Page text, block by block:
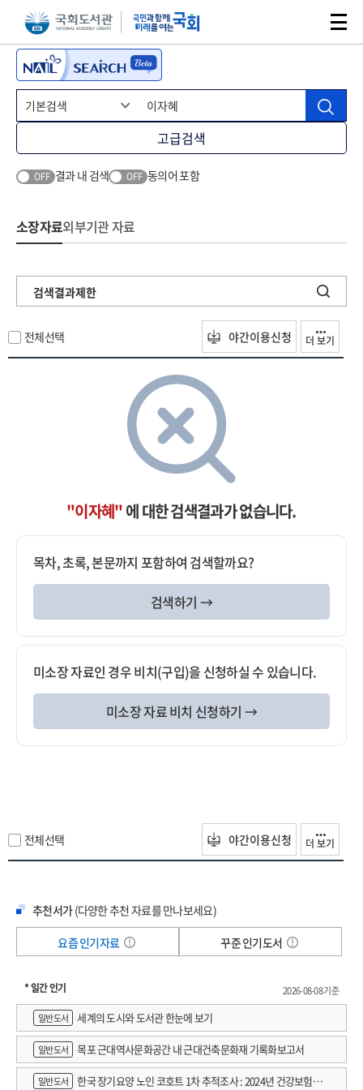
본문 바로가기주메뉴 바로가기
고급검색
OFF 결과 내 검색 OFF 동의어 포함
소장자료외부기관 자료
검색결과제한
전체선택 야간이용신청 더 보기
"이자혜"에 대한 검색결과가 없습니다.
목차, 초록, 본문까지 포함하여 검색할까요?
검색하기 →
미소장 자료인 경우 비치(구입)을 신청하실 수 있습니다.
미소장 자료 비치 신청하기 →
전체선택 야간이용신청 더 보기
추천서가(다양한 추천 자료를 만나보세요)
요즘 인기자료
꾸준 인기도서
* 일간 인기
2026-08-08 기준
일반도서
세계의 도시와 도서관 한눈에 보기
일반도서 목포 근대역사문화공간 내 근대건축문화재 기록화보고서
일반도서
한국 장기요양 노인 코호트 1차 추적조사 : 2024년 건강보험연